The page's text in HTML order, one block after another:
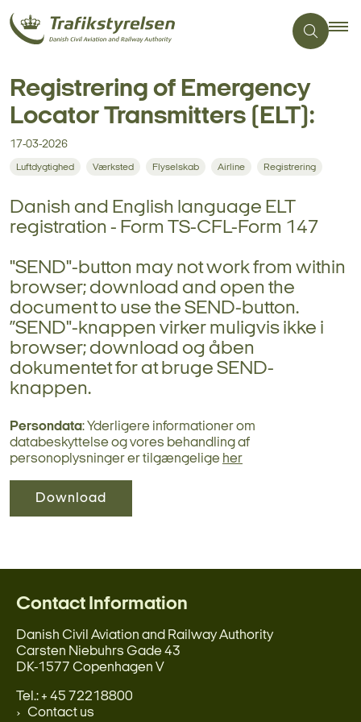
Registrering of Emergency
Locator Transmitters (ELT):
17-03-2026
Luftdygtighed Værksted Flyselskab Airline Registrering
Danish and English language ELT
registration - Form TS-CFL-Form 147
"SEND"-button may not work from within
browser; download and open the
document to use the SEND-button.
”SEND"-knappen virker muligvis ikke i
browser; download og åben
dokumentet for at bruge SEND-
knappen.
Persondata: Yderligere informationer om
databeskyttelse og vores behandling af
personoplysninger er tilgængelige her
Download
Contact Information
Danish Civil Aviation and Railway Authority
Carsten Niebuhrs Gade 43
DK-1577 Copenhagen V
Tel.: + 45 72218800
Contact us